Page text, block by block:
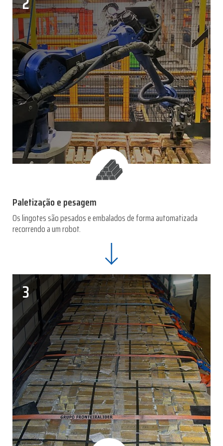
Paletização e pesagem
Os lingotes são pesados e embalados de forma automatizada
recorrendo a um robot.
3